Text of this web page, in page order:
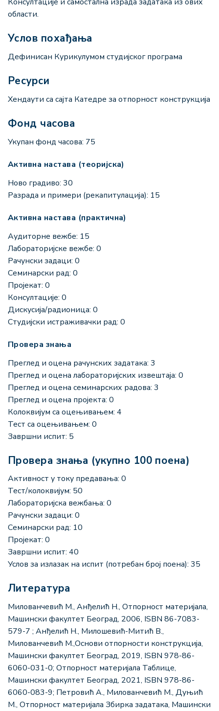
области.
Услов похађања
Дефинисан Курикулумом студијског програма
Ресурси
Хендаути са сајта Катедре за отпорност конструкција
Фонд часова
Укупан фонд часова: 75
Активна настава (теоријска)
Ново градиво: 30
Разрада и примери (рекапитулација): 15
Активна настава (практична)
Аудиторне вежбе: 15
Лабораторијске вежбе: 0
Рачунски задаци: 0
Семинарски рад: 0
Пројекат: 0
Консултације: 0
Дискусија/радионица: 0
Студијски истраживачки рад: 0
Провера знања
Преглед и оцена рачунских задатака: 3
Преглед и оцена лабораторијских извештаја: 0
Преглед и оцена семинарских радова: 3
Преглед и оцена пројекта: 0
Колоквијум са оцењивањем: 4
Тест са оцењивањем: 0
Завршни испит: 5
Провера знања (укупно 100 поена)
Активност у току предавања: 0
Тест/колоквијум: 50
Лабораторијска вежбања: 0
Рачунски задаци: 0
Семинарски рад: 10
Пројекат: 0
Завршни испит: 40
Услов за излазак на испит (потребан број поена): 35
Литература
Милованчевић М., Анђелић Н., Отпорност материјала,
Машински факултет Београд, 2006, ISBN 86-7083-
579-7 ; Анђелић Н., Милошевић-Митић В.,
Милованчевић М.,Основи отпорности конструкција,
Машински факултет Београд, 2019, ISBN 978-86-
6060-031-0; Oтпорност материјала Таблице,
Машински факултет Београд, 2021, ISBN 978-86-
6060-083-9; Петровић А., Милованчевић М., Дуњић
М., Отпорност материјала Збирка задатака, Машински